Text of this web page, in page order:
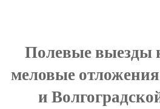
НАШИ МЕРОПРИЯТИЯ
НАШИ ЭКСПЕДИЦИИ
СТРАТИГРАФИЯ РЕГИОНА
Полевые выезды
меловые
и